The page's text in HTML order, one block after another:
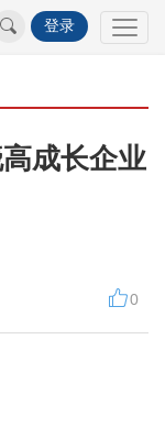
登录
成长企业
0